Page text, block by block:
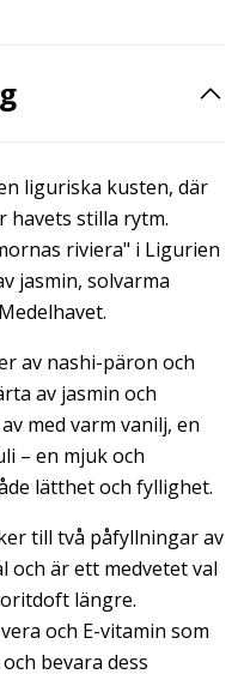
liguriska kusten, där
stilla rytm.
riviera" i Ligurien
jasmin, solvarma
av nashi-päron och
av jasmin och
med varm vanilj, en
– en mjuk och
lätthet och fyllighet.
till två påfyllningar av
och är ett medvetet val
längre.
och E-vitamin som
bevara dess